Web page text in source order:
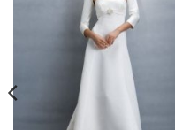
verlanglijst
toevoegen